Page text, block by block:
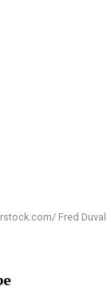
Fred Duval